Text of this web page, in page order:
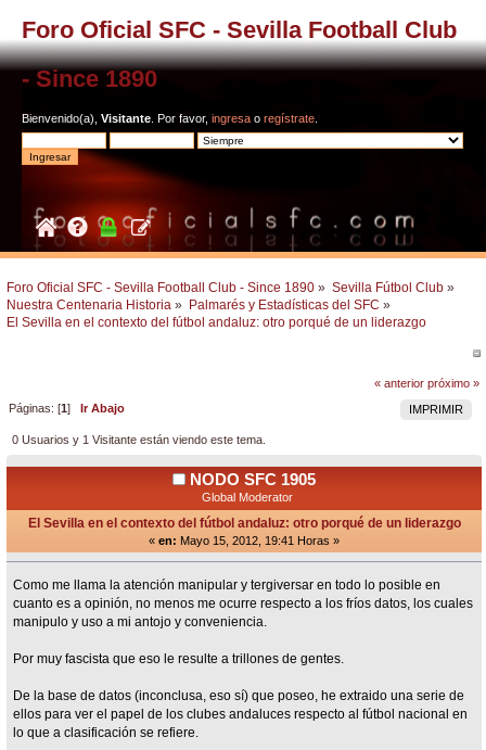
Foro Oficial SFC - Sevilla Football Club
- Since 1890
Bienvenido(a), Visitante . Por favor, ingresa o regístrate
Foro Oficial SFC - Sevilla Football Club - Since 1890 » Sevilla Fútbol Club »
Nuestra Centenaria Historia » Palmarés y Estadísticas del SFC »
El Sevilla en el contexto del fútbol andaluz: otro porqué de un liderazgo
« anterior próximo »
IMPRIMIR
Páginas: [1]Ir Abajo
0 Usuarios y 1 Visitante están viendo este tema.
NODO SFC 1905
Global Moderator
El Sevilla en el contexto del fútbol andaluz: otro porqué de un liderazgo
« en: Mayo 15, 2012, 19:41 Horas »
Como me llama la atención manipular y tergiversar en todo lo posible en
cuanto es a opinión, no menos me ocurre respecto a los fríos datos, los cuales
manipulo y uso a mi antojo y conveniencia.
Por muy fascista que eso le resulte a trillones de gentes.
De la base de datos (inconclusa, eso sí) que poseo, he extraido una serie de
ellos para ver el papel de los clubes andaluces respecto al fútbol nacional en
lo que a clasificación se refiere.